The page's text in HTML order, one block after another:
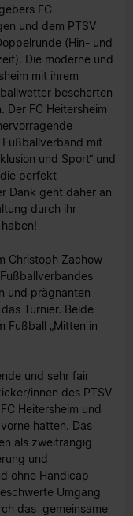
FC
und dem PTSV
(Hin- und
Die moderne und
mit ihrem
bescherten
Der FC Heitersheim
mit
und Sport“ und
perfekt
Dank geht daher an
durch ihr
Christoph Zachow
und prägnanten
Turnier. Beide
Fußball „Mitten in
und sehr fair
innen des PTSV
Heitersheim und
hatten. Das
als zweitrangig
und
ohne Handicap
Umgang
das gemeinsame